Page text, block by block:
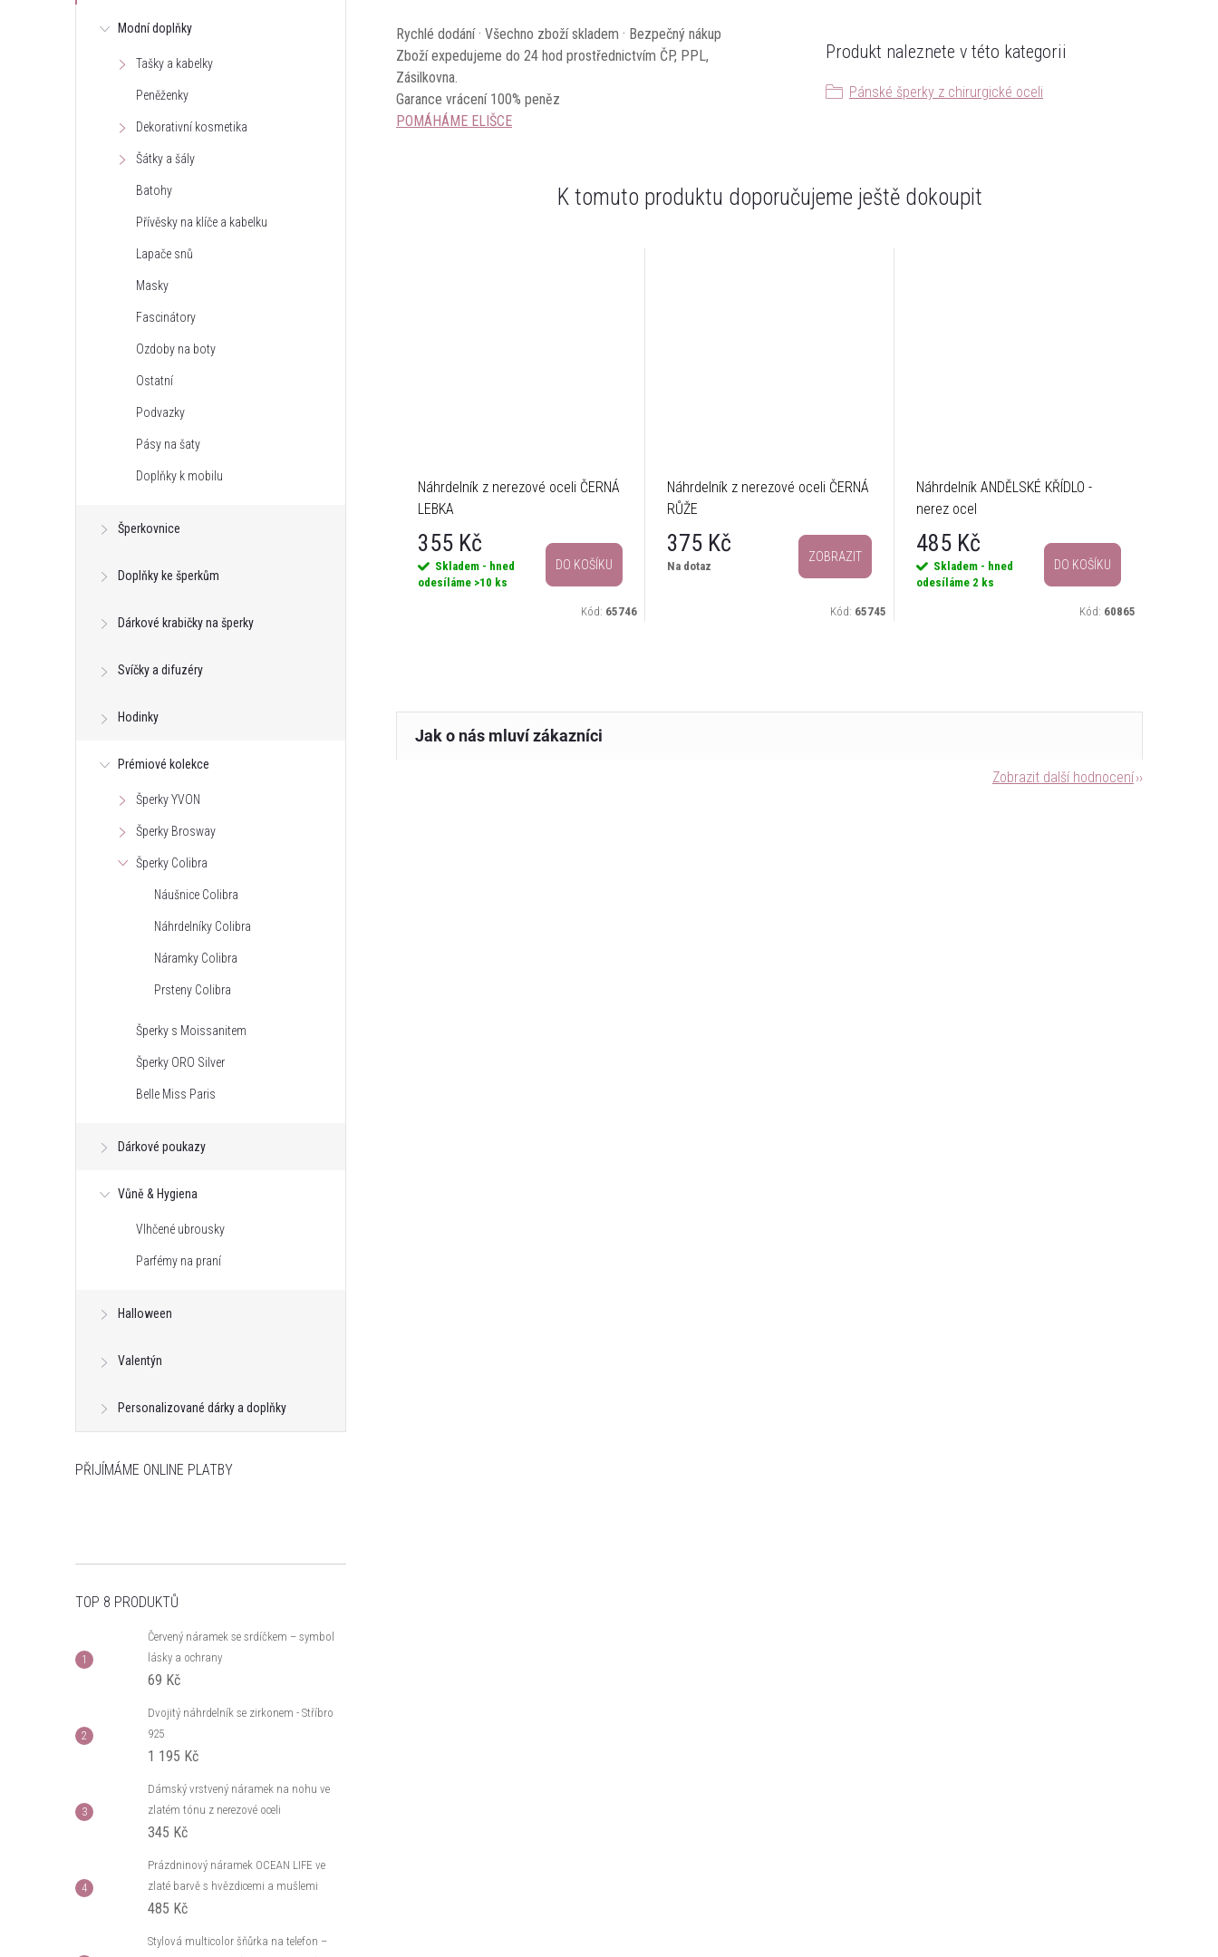
Modní doplňky
Tašky a kabelky
Peněženky
Dekorativní kosmetika
Šátky a šály
Batohy
Přívěsky na klíče a kabelku
Lapače snů
Masky
Fascinátory
Ozdoby na boty
Ostatní
Podvazky
Pásy na šaty
Doplňky k mobilu
Šperkovnice
Doplňky ke šperkům
Dárkové krabičky na šperky
Svíčky a difuzéry
Hodinky
Prémiové kolekce
Šperky YVON
Šperky Brosway
Šperky Colibra
Náušnice Colibra
Náhrdelníky Colibra
Náramky Colibra
Prsteny Colibra
Šperky s Moissanitem
Šperky ORO Silver
Belle Miss Paris
Dárkové poukazy
Vůně & Hygiena
Vlhčené ubrousky
Parfémy na praní
Halloween
Valentýn
Personalizované dárky a doplňky
PŘIJÍMÁME ONLINE PLATBY
TOP 8 PRODUKTŮ
Červený náramek se srdíčkem – symbol
lásky a ochrany
69 Kč
Dvojitý náhrdelník se zirkonem - Stříbro
925
1 195 Kč
Dámský vrstvený náramek na nohu ve
zlatém tónu z nerezové oceli
345 Kč
Prázdninový náramek OCEAN LIFE ve
zlaté barvě s hvězdicemi a mušlemi
485 Kč
Stylová multicolor šňůrka na telefon –
Rychlé dodání · Všechno zboží skladem · Bezpečný nákup
Zboží expedujeme do 24 hod prostřednictvím ČP, PPL,
Zásilkovna.
Garance vrácení 100% peněz
POMÁHÁME ELIŠCE
Produkt naleznete v této kategorii
Pánské šperky z chirurgické oceli
K tomuto produktu doporučujeme ještě dokoupit
Náhrdelník z nerezové oceli ČERNÁ
LEBKA
355 Kč
Skladem - hned
odesíláme >10 ks
DO KOŠÍKU
Kód: 65746
Náhrdelník z nerezové oceli ČERNÁ
RŮŽE
375 Kč
Na dotaz
ZOBRAZIT
Kód: 65745
Náhrdelník ANDĚLSKÉ KŘÍDLO -
nerez ocel
485 Kč
Skladem - hned
odesíláme 2 ks
DO KOŠÍKU
Kód: 60865
Zobrazit další hodnocení